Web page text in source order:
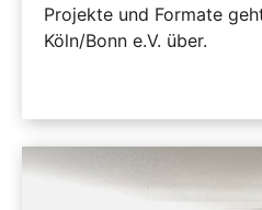
Projekte und Formate
Köln/Bonn e.V. über.